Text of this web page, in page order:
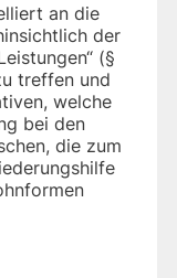
an die
der
(§
treffen und
welche
bei den
die zum